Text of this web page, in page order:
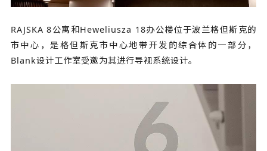
RAJSKA 8公寓和Heweliusza 18办公楼位于波兰格但斯克的
市中心，是格但斯克市中心地带开发的综合体的一部分，
Blank设计工作室受邀为其进行导视系统设计。